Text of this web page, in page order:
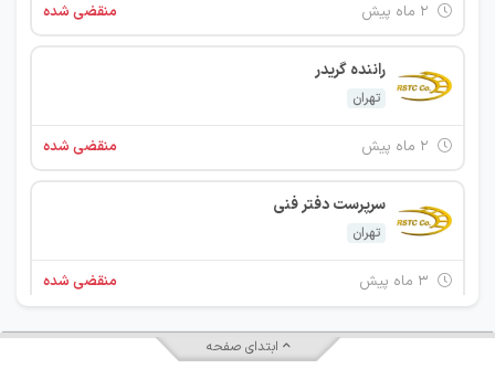
منقضی شده
راننده گریدر
تهران
منقضی شده
سرپرست دفتر فنی
تهران
منقضی شده
استخدام مهندس صنایع
ابتدای صفحه